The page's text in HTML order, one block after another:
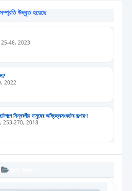
সম্প্রতি উদ্ধৃত হয়েছে
25-46, 2023
2022
নিম্নবর্গীয় মানুষের অস্তিত্বসংকটের রূপায়ণ
253-270, 2018